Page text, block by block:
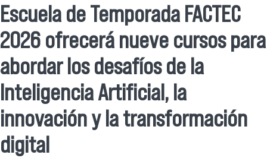
Escuela de Temporada FACTEC
2026 ofrecerá nueve cursos para
abordar los desafíos de la
Inteligencia Artificial, la
innovación y la transformación
digital